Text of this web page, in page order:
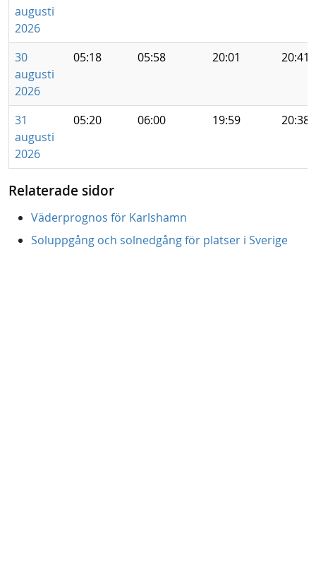
augusti
2026
30
augusti
2026
05:18 05:58 20:01 20:41
31
augusti
2026
05:20 06:00 19:59 20:38
Relaterade sidor
Väderprognos för Karlshamn
Soluppgång och solnedgång för platser i Sverige